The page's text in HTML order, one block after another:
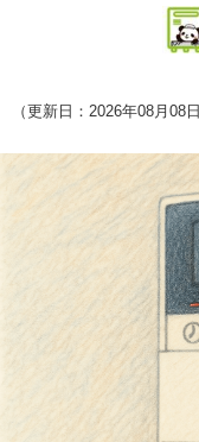
（更新日：2026年08月08日